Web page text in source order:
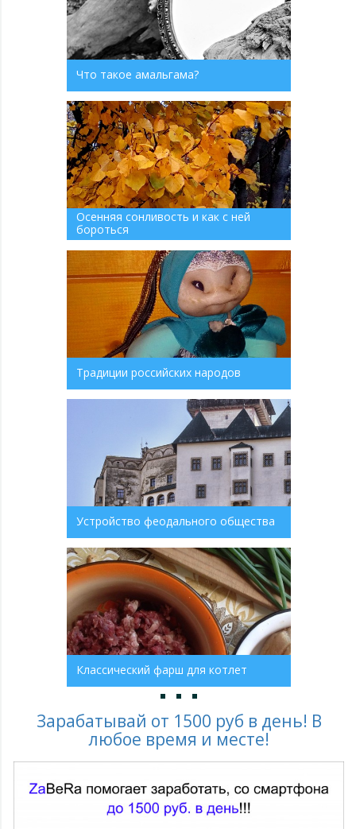
Что такое амальгама?
Осенняя сонливость и как с ней
бороться
Традиции российских народов
Устройство феодального общества
Классический фарш для котлет
Зарабатывай от 1500 руб в день! В
любое время и месте!